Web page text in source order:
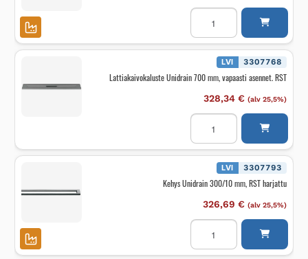
Jatkopala
Unidrain
20/12mm
RST
harjattu
määrä LVI 3307768
Lattiakaivokaluste Unidrain 700 mm, vapaasti asennet. RST
328,34 € (alv 25,5%)
Lattiakaivokaluste
Unidrain
mm,
vapaasti
asennet.
määrä
LVI 3307793
Kehys Unidrain 300/10 mm, RST harjattu
326,69 € (alv 25,5%)
Kehys
Unidrain
300/10
mm,